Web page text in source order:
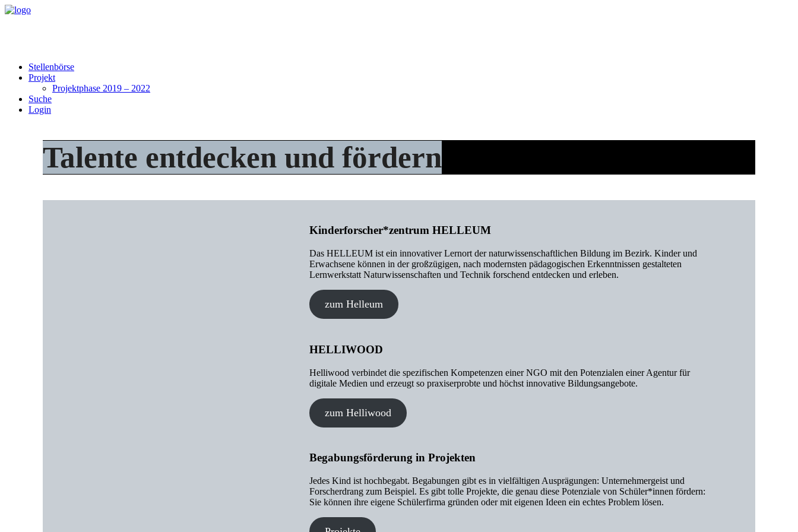
Stellenbörse
Projekt
Projektphase 2019 – 2022
Suche
Login
Talente entdecken und fördern
Kinderforscher*zentrum HELLEUM
Das HELLEUM ist ein innovativer Lernort der naturwissenschaftlichen Bildung im Bezirk. Kinder und
Erwachsene können in der großzügigen, nach modernsten pädagogischen Erkenntnissen gestalteten
Lernwerkstatt Naturwissenschaften und Technik forschend entdecken und erleben.
zum Helleum
HELLIWOOD
Helliwood verbindet die spezifischen Kompetenzen einer NGO mit den Potenzialen einer Agentur für
digitale Medien und erzeugt so praxiserprobte und höchst innovative Bildungsangebote.
zum Helliwood
Begabungsförderung in Projekten
Jedes Kind ist hochbegabt. Begabungen gibt es in vielfältigen Ausprägungen: Unternehmergeist und
Forscherdrang zum Beispiel. Es gibt tolle Projekte, die genau diese Potenziale von Schüler*innen fördern:
Sie können ihre eigene Schülerfirma gründen oder mit eigenen Ideen ein echtes Problem lösen.